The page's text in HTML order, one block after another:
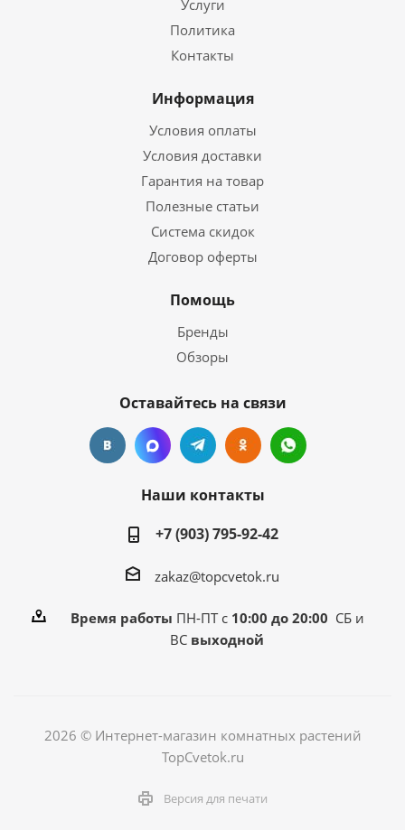
Услуги
Политика
Контакты
Информация
Условия оплаты
Условия доставки
Гарантия на товар
Полезные статьи
Система скидок
Договор оферты
Помощь
Бренды
Обзоры
Оставайтесь на связи
Наши контакты
+7 (903) 795-92-42
zakaz@topcvetok.ru
Время работы ПН-ПТ с 10:00 до 20:00 СБ и
ВС выходной
2026 © Интернет-магазин комнатных растений
TopCvetok.ru
Версия для печати